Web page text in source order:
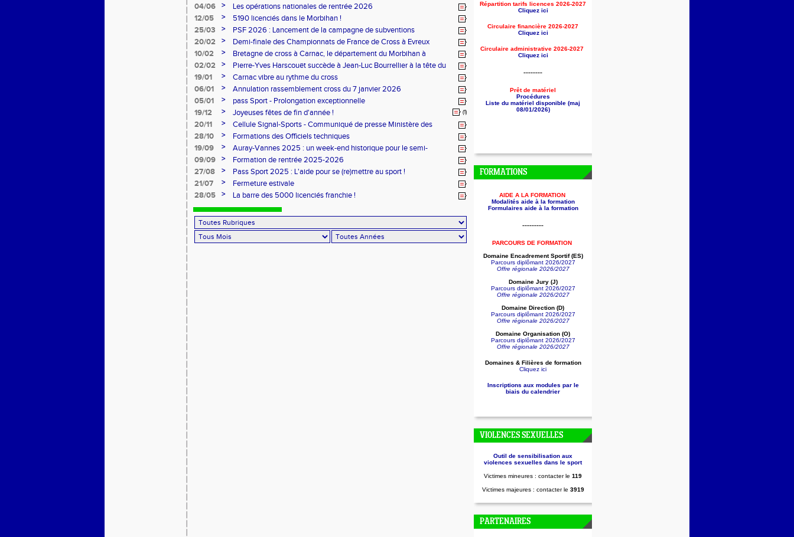
04/06
>
Les opérations nationales de rentrée 2026
12/05
>
5190 licenciés dans le Morbihan !
25/03
>
PSF 2026 : Lancement de la campagne de subventions
20/02
>
Demi-finale des Championnats de France de Cross à Evreux
10/02
>
Bretagne de cross à Carnac, le département du Morbihan à
l'honneur
02/02 >
Pierre-Yves Harscouët succède à Jean-Luc Bourrellier à la tête du
comité du Morbihan
19/01 >
Carnac vibre au rythme du cross
06/01
>
Annulation rassemblement cross du 7 janvier 2026
05/01
>
pass Sport - Prolongation exceptionnelle
19/12
> Joyeuses fêtes de fin d'année ! (1)
20/11 >
Cellule Signal-Sports - Communiqué de presse Ministère des
Sports
28/10 >
Formations des Officiels techniques
19/09
>
Auray-Vannes 2025 : un week-end historique pour le semi-
marathon breton
09/09 >
Formation de rentrée 2025-2026
27/08
>
Pass Sport 2025 : L'aide pour se (re)mettre au sport !
21/07
>
Fermeture estivale
28/05
> La barre des 5000 licenciés franchie !
Répartition tarifs licences 2026-2027
Cliquez ici
Circulaire financière 2026-2027
Cliquez ici
Circulaire administrative 2026-2027
Cliquez ici
--------
Prêt de matériel
Procédures
Liste du matériel disponible (maj
08/01/2026)
FORMATIONS
AIDE A LA FORMATION
Modalités aide à la formation
Formulaires aide à la formation
---------
PARCOURS DE FORMATION
Domaine Encadrement Sportif (ES)
Parcours diplômant 2026/2027
Offre régionale 2026/2027
Domaine Jury (J)
Parcours diplômant 2026/2027
Offre régionale 2026/2027
Domaine Direction (D)
Parcours diplômant 2026/2027
Offre régionale 2026/2027
Domaine Organisation (O)
Parcours diplômant 2026/2027
Offre régionale 2026/2027
Domaines & Filières de formation
Cliquez ici
Inscriptions aux modules par le
biais du calendrier
VIOLENCES SEXUELLES
Outil de sensibilisation aux
violences sexuelles dans le sport
Victimes mineures : contacter le 119
Victimes majeures : contacter le 3919
PARTENAIRES